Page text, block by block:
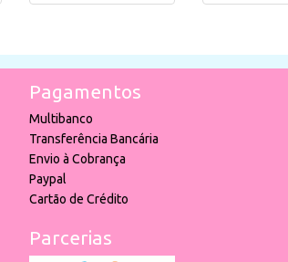
Pagamentos
Multibanco
Transferência Bancária
Envio à Cobrança
Paypal
Cartão de Crédito
Parcerias